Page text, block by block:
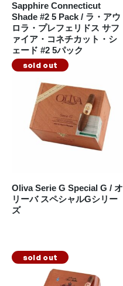
Sapphire Connecticut
Shade #2 5 Pack / ラ・アウ
ロラ・プレフェリドス サフ
ァイア・コネチカット・シ
ェード #2 5パック
sold out
Oliva Serie G Special G / オ
リーバ スペシャルGシリー
ズ
sold out